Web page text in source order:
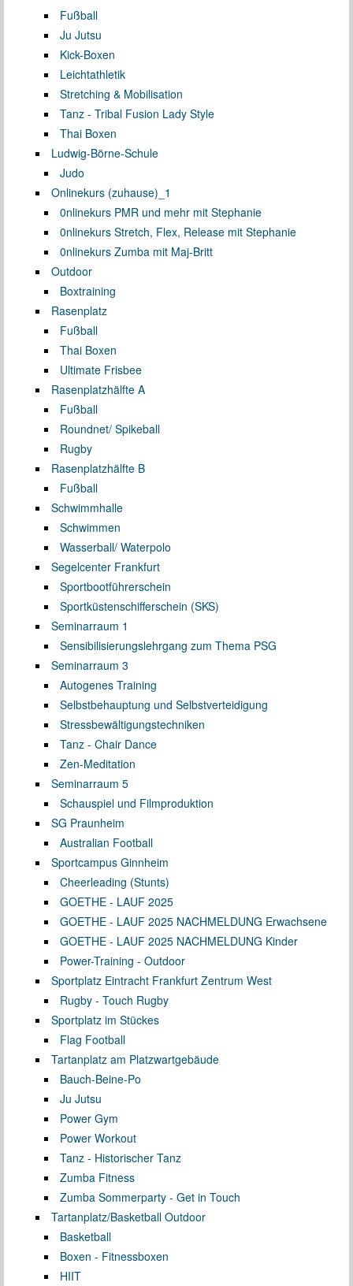
Fußball
Ju Jutsu
Kick-Boxen
Leichtathletik
Stretching & Mobilisation
Tanz - Tribal Fusion Lady Style
Thai Boxen
Ludwig-Börne-Schule
Judo
Onlinekurs (zuhause)_1
0nlinekurs PMR und mehr mit Stephanie
0nlinekurs Stretch, Flex, Release mit Stephanie
0nlinekurs Zumba mit Maj-Britt
Outdoor
Boxtraining
Rasenplatz
Fußball
Thai Boxen
Ultimate Frisbee
Rasenplatzhälfte A
Fußball
Roundnet/ Spikeball
Rugby
Rasenplatzhälfte B
Fußball
Schwimmhalle
Schwimmen
Wasserball/ Waterpolo
Segelcenter Frankfurt
Sportbootführerschein
Sportküstenschifferschein (SKS)
Seminarraum 1
Sensibilisierungslehrgang zum Thema PSG
Seminarraum 3
Autogenes Training
Selbstbehauptung und Selbstverteidigung
Stressbewältigungstechniken
Tanz - Chair Dance
Zen-Meditation
Seminarraum 5
Schauspiel und Filmproduktion
SG Praunheim
Australian Football
Sportcampus Ginnheim
Cheerleading (Stunts)
GOETHE - LAUF 2025
GOETHE - LAUF 2025 NACHMELDUNG Erwachsene
GOETHE - LAUF 2025 NACHMELDUNG Kinder
Power-Training - Outdoor
Sportplatz Eintracht Frankfurt Zentrum West
Rugby - Touch Rugby
Sportplatz im Stückes
Flag Football
Tartanplatz am Platzwartgebäude
Bauch-Beine-Po
Ju Jutsu
Power Gym
Power Workout
Tanz - Historischer Tanz
Zumba Fitness
Zumba Sommerparty - Get in Touch
Tartanplatz/Basketball Outdoor
Basketball
Boxen - Fitnessboxen
HIIT